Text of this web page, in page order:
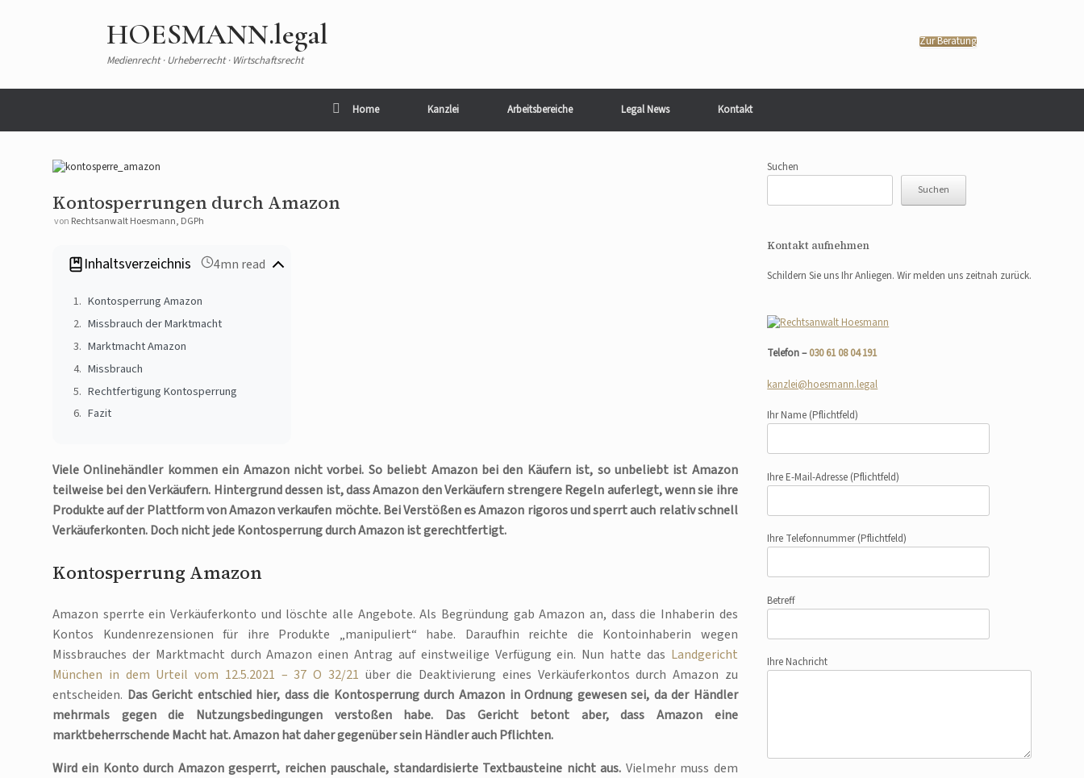
HOESMANN.legal
Medienrecht · Urheberrecht · Wirtschaftsrecht
Zur Beratung
Home Kanzlei Arbeitsbereiche Legal News Kontakt
Kontosperrungen durch Amazon
von Rechtsanwalt Hoesmann, DGPh
Inhaltsverzeichnis 4mn read
Kontosperrung Amazon
Missbrauch der Marktmacht
Marktmacht Amazon
Missbrauch
Rechtfertigung Kontosperrung
Fazit
Viele Onlinehändler kommen ein Amazon nicht vorbei. So beliebt Amazon bei den Käufern ist, so unbeliebt ist Amazon
teilweise bei den Verkäufern. Hintergrund dessen ist, dass Amazon den Verkäufern strengere Regeln auferlegt, wenn sie ihre
Produkte auf der Plattform von Amazon verkaufen möchte. Bei Verstößen es Amazon rigoros und sperrt auch relativ schnell
Verkäuferkonten. Doch nicht jede Kontosperrung durch Amazon ist gerechtfertigt.
Kontosperrung Amazon
Amazon sperrte ein Verkäuferkonto und löschte alle Angebote. Als Begründung gab Amazon an, dass die Inhaberin des
Kontos Kundenrezensionen für ihre Produkte „manipuliert“ habe. Daraufhin reichte die Kontoinhaberin wegen
Missbrauches der Marktmacht durch Amazon einen Antrag auf einstweilige Verfügung ein. Nun hatte das Landgericht
München in dem Urteil vom 12.5.2021 – 37 O 32/21 über die Deaktivierung eines Verkäuferkontos durch Amazon zu
entscheiden. Das Gericht entschied hier, dass die Kontosperrung durch Amazon in Ordnung gewesen sei, da der Händler
mehrmals gegen die Nutzungsbedingungen verstoßen habe. Das Gericht betont aber, dass Amazon eine
marktbeherrschende Macht hat. Amazon hat daher gegenüber sein Händler auch Pflichten.
Wird ein Konto durch Amazon gesperrt, reichen pauschale, standardisierte Textbausteine nicht aus. Vielmehr muss dem
Suchen
Suchen
Kontakt aufnehmen
Schildern Sie uns Ihr Anliegen. Wir melden uns zeitnah zurück.
Telefon –030 61 08 04 191
kanzlei@hoesmann.legal
Ihr Name (Pflichtfeld)
Ihre E-Mail-Adresse (Pflichtfeld)
Ihre Telefonnummer(Pflichtfeld)
Betreff
Ihre Nachricht